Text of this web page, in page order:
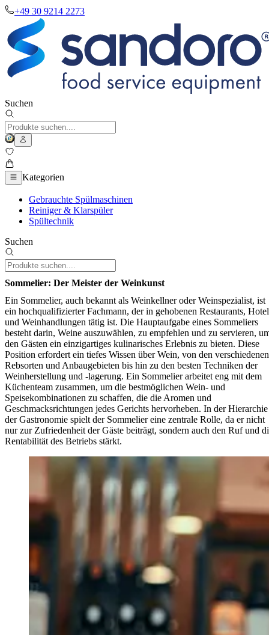
+49 30 9214 2273
Suchen
Kategorien
Gebrauchte Spülmaschinen
Reiniger & Klarspüler
Spültechnik
Suchen
Sommelier: Der Meister der Weinkunst
Ein Sommelier, auch bekannt als Weinkellner oder Weinspezialist, ist
ein hochqualifizierter Fachmann, der in gehobenen Restaurants,
und Weinhandlungen tätig ist. Die Hauptaufgabe eines Sommeliers
besteht darin, Weine auszuwählen, zu empfehlen und zu servieren,
den Gästen ein einzigartiges kulinarisches Erlebnis zu bieten. Diese
Position erfordert ein tiefes Wissen über Wein, von den verschiedenen
Rebsorten und Anbaugebieten bis hin zu den besten Techniken der
Weinherstellung und -lagerung. Ein Sommelier arbeitet eng mit dem
Küchenteam zusammen, um die bestmöglichen Wein- und
Speisekombinationen zu schaffen, die die Aromen und
Geschmacksrichtungen jedes Gerichts hervorheben. In der Hierarchie
der Gastronomie spielt der Sommelier eine zentrale Rolle, da er nicht
nur zur Zufriedenheit der Gäste beiträgt, sondern auch den Ruf und
Rentabilität des Betriebs stärkt.